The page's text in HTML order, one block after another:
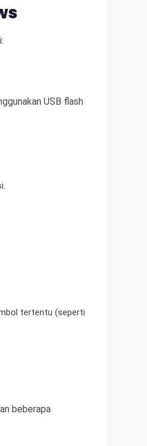
USB flash
tertentu (seperti
beberapa